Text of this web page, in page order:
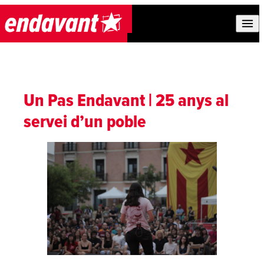
Skip to content
Un Pas Endavant | 25 anys al
servei d’un poble